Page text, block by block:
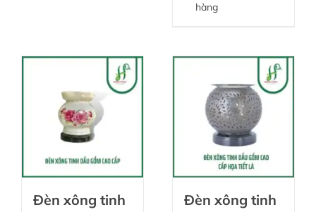
hàng
Đèn xông tinh
Đèn xông tinh